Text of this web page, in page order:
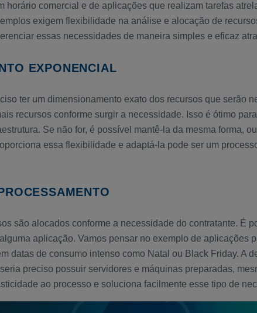
horário comercial e de aplicações que realizam tarefas
exigem flexibilidade na análise e alocação de
essas necessidades de maneira simples e eficaz
EXPONENCIAL
ter um dimensionamento exato dos recursos que serão
recursos conforme surgir a necessidade. Isso é ótimo
Se não for, é possível mantê-la da mesma forma,
essa flexibilidade e adaptá-la pode ser um
são alocados conforme a necessidade do contratante. É
aplicação. Vamos pensar no exemplo de aplicações
datas de consumo intenso como Natal ou Black Friday. A
preciso possuir servidores e máquinas preparadas,
ao processo e soluciona facilmente esse tipo de